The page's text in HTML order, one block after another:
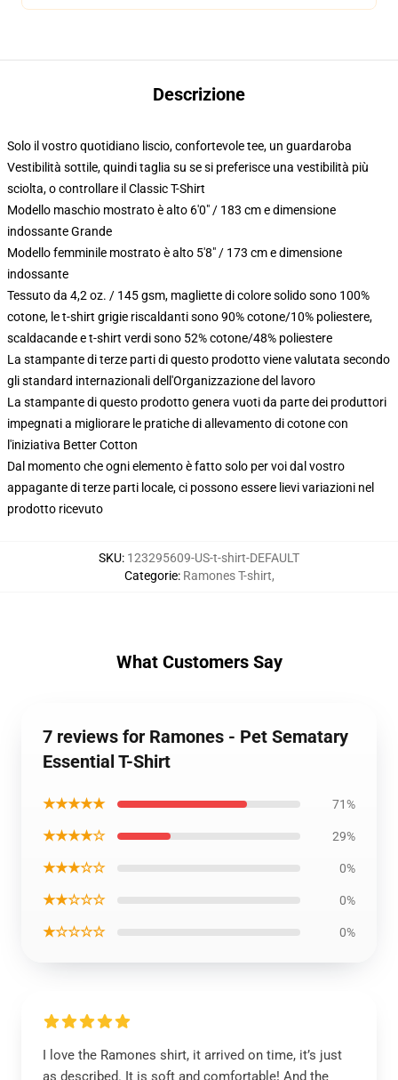
Descrizione
Solo il vostro quotidiano liscio, confortevole tee, un guardaroba
Vestibilità sottile, quindi taglia su se si preferisce una vestibilità più
sciolta, o controllare il Classic T-Shirt
Modello maschio mostrato è alto 6'0" / 183 cm e dimensione
indossante Grande
Modello femminile mostrato è alto 5'8" / 173 cm e dimensione
indossante
Tessuto da 4,2 oz. / 145 gsm, magliette di colore solido sono 100%
cotone, le t-shirt grigie riscaldanti sono 90% cotone/10% poliestere,
scaldacande e t-shirt verdi sono 52% cotone/48% poliestere
La stampante di terze parti di questo prodotto viene valutata secondo
gli standard internazionali dell'Organizzazione del lavoro
La stampante di questo prodotto genera vuoti da parte dei produttori
impegnati a migliorare le pratiche di allevamento di cotone con
l'iniziativa Better Cotton
Dal momento che ogni elemento è fatto solo per voi dal vostro
appagante di terze parti locale, ci possono essere lievi variazioni nel
prodotto ricevuto
SKU: 123295609-US-t-shirt-DEFAULT
Categorie: Ramones T-shirt,
What Customers Say
7 reviews for Ramones - Pet Sematary
Essential T-Shirt
★★★★★ 71%
★★★★☆ 29%
★★★☆☆ 0%
★★☆☆☆ 0%
★☆☆☆☆ 0%
I love the Ramones shirt, it arrived on time, it’s just
as described. It is soft and comfortable! And the